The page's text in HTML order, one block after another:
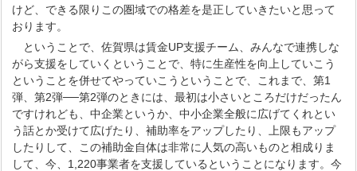
けど、できる限りこの圏域での格差を是正していきたいと思って
おります。
ということで、佐賀県は賃金UP支援チーム、みんなで連携しな
がら支援をしていくということで、特に生産性を向上していこう
ということを併せてやっていこうということで、これまで、第1
弾、第2弾──第2弾のときには、最初は小さいところだけだったん
ですけれども、中企業というか、中小企業全般に広げてくれとい
う話とか受けて広げたり、補助率をアップしたり、上限もアップ
したりして、この補助金自体は非常に人気の高いものと相成りま
して、今、1,220事業者を支援しているということになります。今